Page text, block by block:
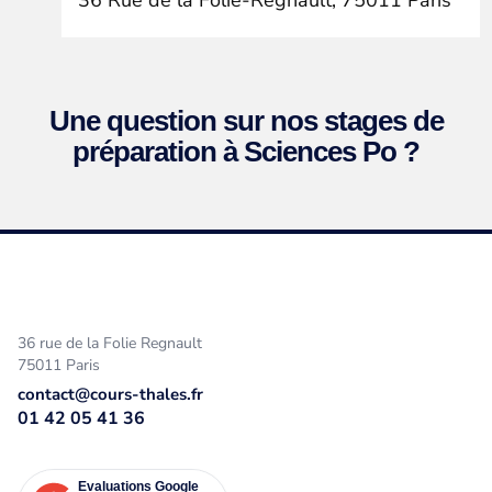
Une question sur nos stages de
préparation à Sciences Po ?
36 rue de la Folie Regnault
75011 Paris
contact@cours-thales.fr
01 42 05 41 36
Evaluations Google